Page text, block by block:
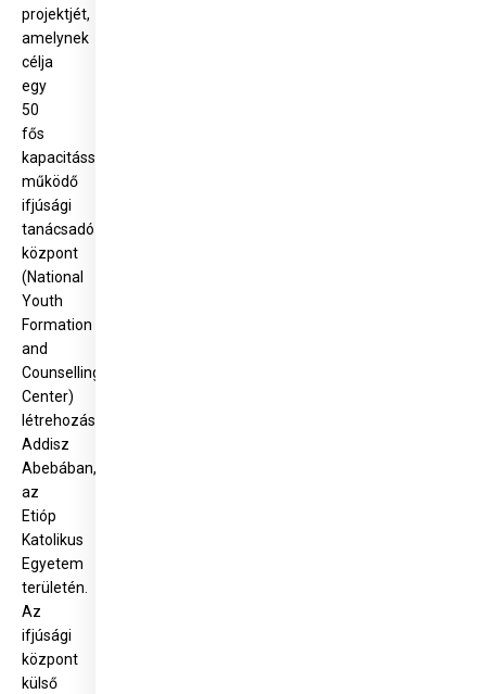
projektjét,
amelynek
célja
egy
50
fős
kapacitással
működő
ifjúsági
tanácsadó
központ
(National
Youth
Formation
and
Counselling
Center)
létrehozása
Addisz
Abebában,
az
Etióp
Katolikus
Egyetem
területén.
Az
ifjúsági
központ
külső